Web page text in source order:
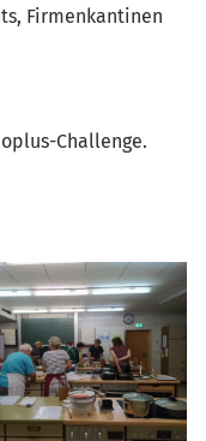
Firmenkantinen
Challenge.